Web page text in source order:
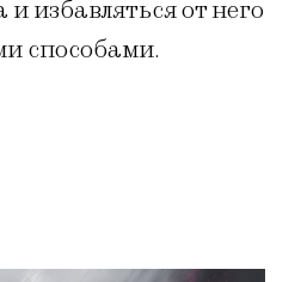
избавляться от него
способами.